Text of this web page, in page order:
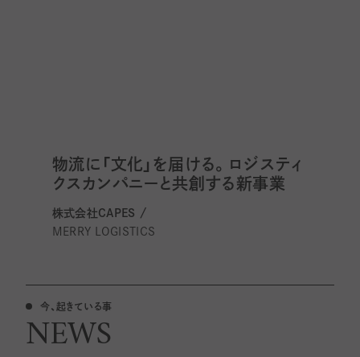
物流に「文化」を届ける。ロジスティ
クスカンパニーと共創する新事業
株式会社CAPES /
MERRY LOGISTICS
今、起きている事
NEWS